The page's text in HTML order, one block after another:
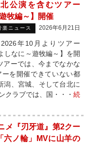
公演を含むツアー
牧編～】開催
楽ニュース 2026年6月21日
年10月よりツアー
しなに～遊牧編～】を開
ーでは、今までなかな
を開催できていない都
潟、宮城、そして台北に
クラブでは、国・・・ 続
メ『刃牙道』第2クー
六ノ輪」MVに山羊の